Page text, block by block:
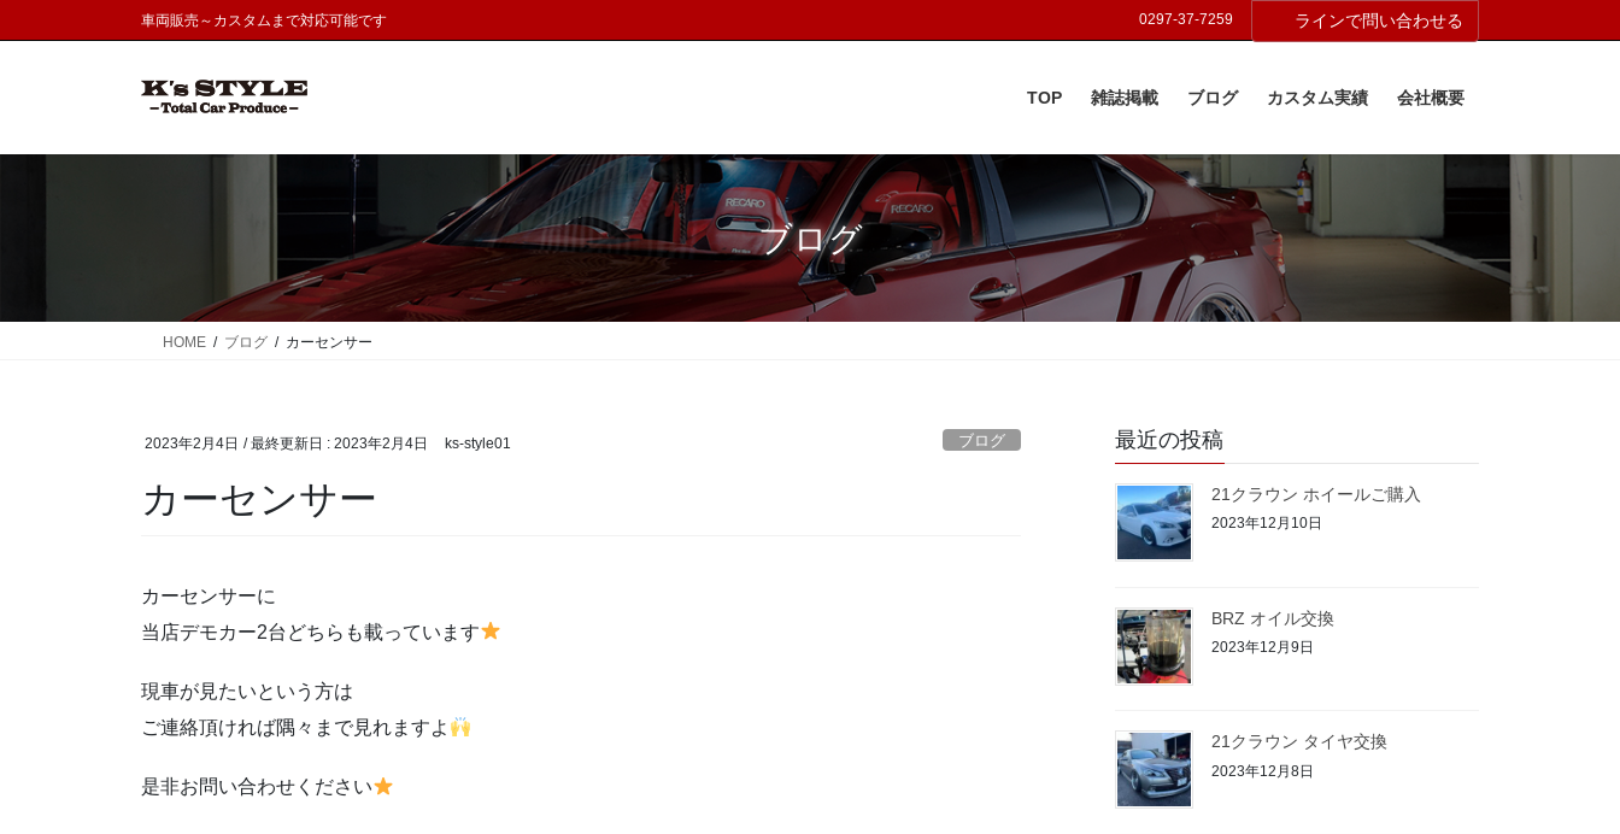
ン
に
ビ
ョ
車両販売～カスタムまで対応可能です 0297-37-7259 ラインで問い合わせる
TOP 雑誌掲載 ブログ カスタム実績 会社概要
ブログ
HOME ブログ カーセンサー
2023年2月4日 / 最終更新日 : 2023年2月4日 ks-style01 ブログ
カーセンサー
カーセンサーに
当店デモカー2台どちらも載っています
現車が見たいという方は
ご連絡頂ければ隅々まで見れますよ
是非お問い合わせください
最近の投稿
21クラウン ホイールご購入
2023年12月10日
BRZ オイル交換
2023年12月9日
21クラウン タイヤ交換
2023年12月8日